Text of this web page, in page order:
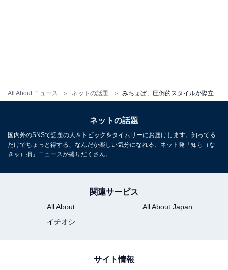
All About ニュース ネットの話題
ネットの話題
国内外のSNSで話題の人＆トピックをタイムリーにお届けします。知ってる
だけでちょっと得する、なんだか楽しい気分になれる、ネット発「知ら（な
きゃ）損」ニュースが盛りだくさん。
関連サービス
All About
All About Japan
イチオシ
サイト情報